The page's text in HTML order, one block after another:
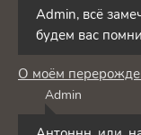
Admin, всё
будем вас
О моём
Admin